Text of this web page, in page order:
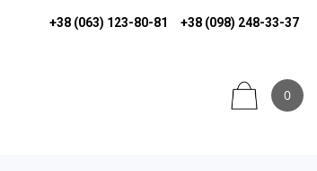
+38 (063) 123-80-81 +38 (098) 248-33-37
0